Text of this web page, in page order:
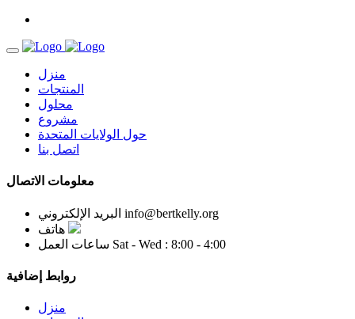
منزل
المنتجات
محلول
مشروع
حول الولايات المتحدة
اتصل بنا
معلومات الاتصال
البريد الإلكتروني info@bertkelly.org
هاتف
ساعات العمل Sat - Wed : 8:00 - 4:00
روابط إضافية
منزل